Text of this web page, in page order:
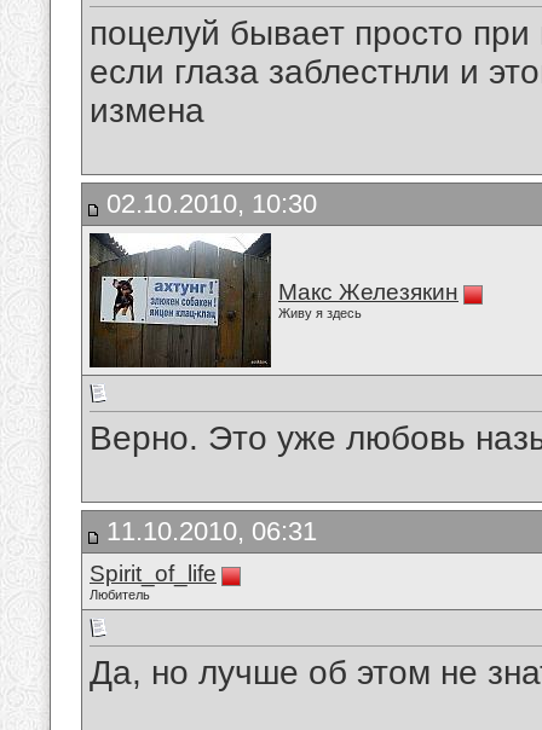
поцелуй бывает просто при
если глаза заблестнли и
измена
02.10.2010, 10:30
Макс Железякин
Живу я здесь
Верно. Это уже любовь
11.10.2010, 06:31
Spirit_of_life
Любитель
Да, но лучше об этом не